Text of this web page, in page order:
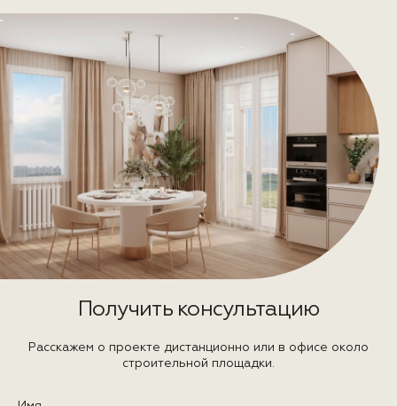
Получить консультацию
Расскажем о проекте дистанционно или в офисе около
строительной площадки.